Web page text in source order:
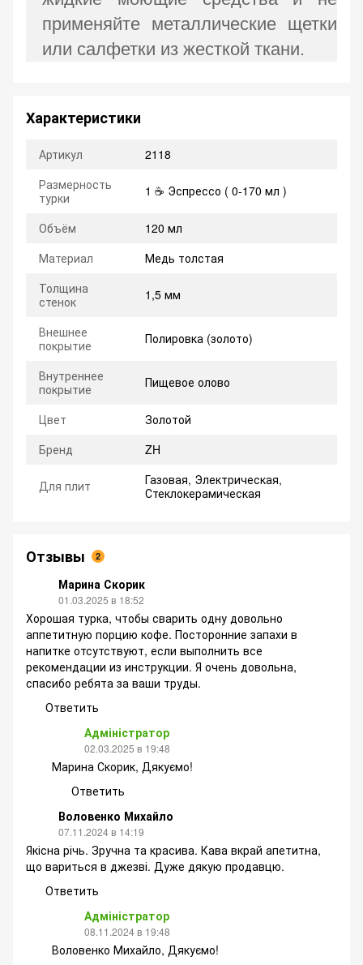
применяйте металлические щетки
или салфетки из жесткой ткани.
Характеристики
Артикул
2118
Размерность
турки
1 ☕ Эспрессо ( 0-170 мл )
Объём
120 мл
Материал
Медь толстая
Толщина
стенок
1,5 мм
Внешнее
покрытие
Полировка (золото)
Внутреннее
покрытие
Пищевое олово
Цвет
Золотой
Бренд
ZH
Для плит
Газовая, Электрическая,
Стеклокерамическая
Отзывы 2
Марина Скорик
01.03.2025 в 18:52
Хорошая турка, чтобы сварить одну довольно
аппетитную порцию кофе. Посторонние запахи в
напитке отсутствуют, если выполнить все
рекомендации из инструкции. Я очень довольна,
спасибо ребята за ваши труды.
Ответить
Адміністратор
02.03.2025 в 19:48
Марина Скорик, Дякуємо!
Ответить
Воловенко Михайло
07.11.2024 в 14:19
Якісна річь. Зручна та красива. Кава вкрай апетитна,
що вариться в джезві. Дуже дякую продавцю.
Ответить
Адміністратор
08.11.2024 в 19:48
Воловенко Михайло, Дякуємо!